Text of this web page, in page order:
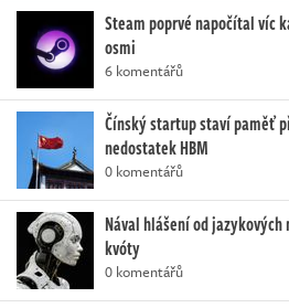
Steam poprvé napočítal víc
osmi
6 komentářů
Čínský startup staví paměť
nedostatek HBM
0 komentářů
Nával hlášení od
kvóty
0 komentářů